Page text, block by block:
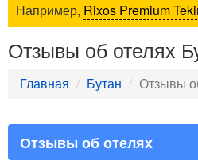
Например, Rixos Premium
Отзывы об отелях
Главная Бутан Отзывы
Отзывы об отелях